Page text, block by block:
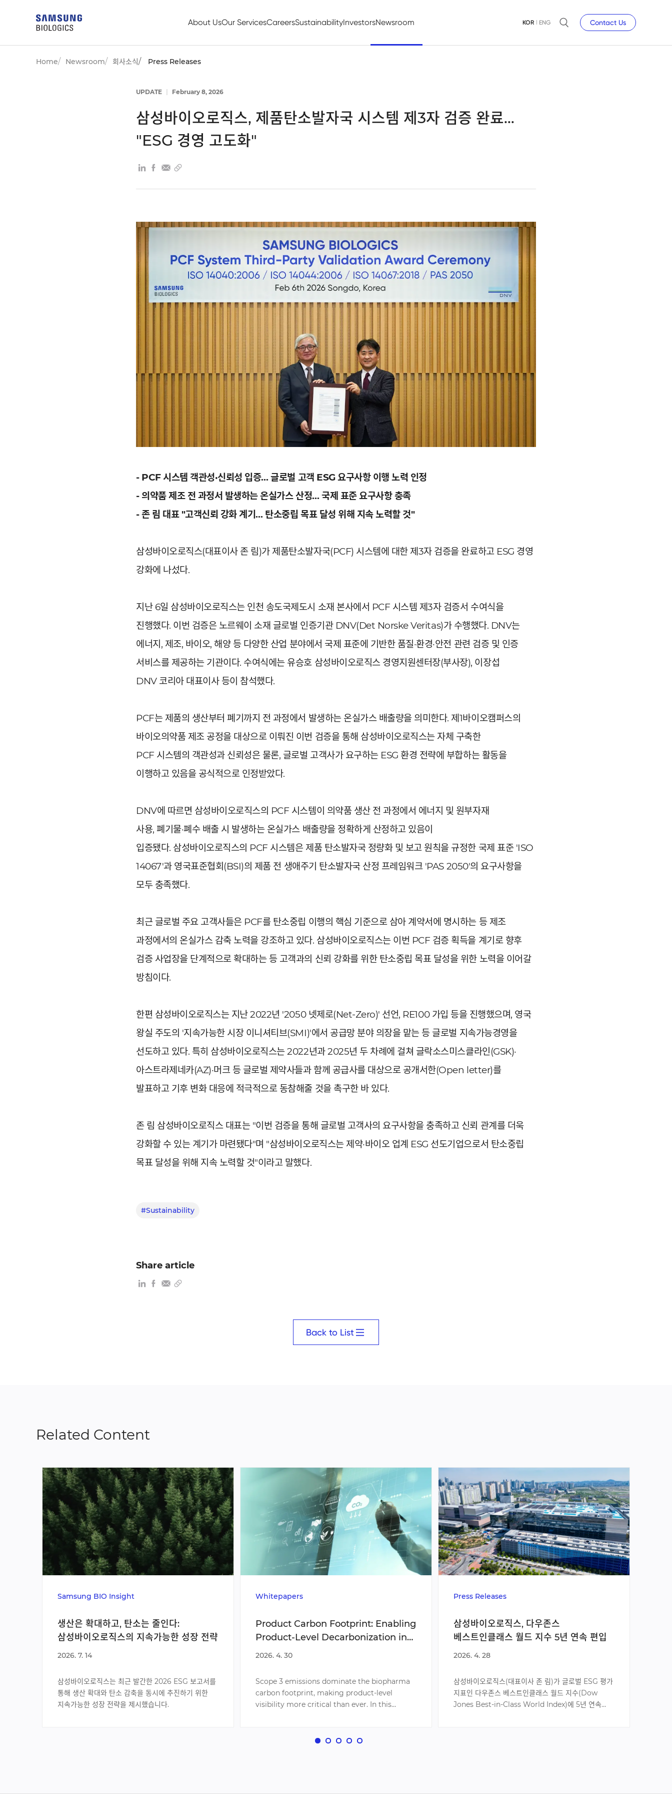
About UsOur ServicesCareersSustainabilityInvestorsNewsroom KOR ENG Contact Us
Home Newsroom 회사소식 Press Releases
UPDATE February 8, 2026
삼성바이오로직스, 제품탄소발자국 시스템 제3자 검증 완료…
"ESG 경영 고도화"
- PCF 시스템 객관성·신뢰성 입증… 글로벌 고객 ESG 요구사항 이행 노력 인정
- 의약품 제조 전 과정서 발생하는 온실가스 산정… 국제 표준 요구사항 충족
- 존 림 대표 "고객신뢰 강화 계기… 탄소중립 목표 달성 위해 지속 노력할 것"
삼성바이오로직스(대표이사 존 림)가 제품탄소발자국(PCF) 시스템에 대한 제3자 검증을 완료하고 ESG 경영
강화에 나섰다.
지난 6일 삼성바이오로직스는 인천 송도국제도시 소재 본사에서 PCF 시스템 제3자 검증서 수여식을
진행했다. 이번 검증은 노르웨이 소재 글로벌 인증기관 DNV(Det Norske Veritas)가 수행했다. DNV는
에너지, 제조, 바이오, 해양 등 다양한 산업 분야에서 국제 표준에 기반한 품질·환경·안전 관련 검증 및 인증
서비스를 제공하는 기관이다. 수여식에는 유승호 삼성바이오로직스 경영지원센터장(부사장), 이장섭
DNV 코리아 대표이사 등이 참석했다.
PCF는 제품의 생산부터 폐기까지 전 과정에서 발생하는 온실가스 배출량을 의미한다. 제1바이오캠퍼스의
바이오의약품 제조 공정을 대상으로 이뤄진 이번 검증을 통해 삼성바이오로직스는 자체 구축한
PCF 시스템의 객관성과 신뢰성은 물론, 글로벌 고객사가 요구하는 ESG 환경 전략에 부합하는 활동을
이행하고 있음을 공식적으로 인정받았다.
DNV에 따르면 삼성바이오로직스의 PCF 시스템이 의약품 생산 전 과정에서 에너지 및 원부자재
사용, 폐기물·폐수 배출 시 발생하는 온실가스 배출량을 정확하게 산정하고 있음이
입증됐다. 삼성바이오로직스의 PCF 시스템은 제품 탄소발자국 정량화 및 보고 원칙을 규정한 국제 표준 'ISO
14067'과 영국표준협회(BSI)의 제품 전 생애주기 탄소발자국 산정 프레임워크 'PAS 2050'의 요구사항을
모두 충족했다.
최근 글로벌 주요 고객사들은 PCF를 탄소중립 이행의 핵심 기준으로 삼아 계약서에 명시하는 등 제조
과정에서의 온실가스 감축 노력을 강조하고 있다. 삼성바이오로직스는 이번 PCF 검증 획득을 계기로 향후
검증 사업장을 단계적으로 확대하는 등 고객과의 신뢰 강화를 위한 탄소중립 목표 달성을 위한 노력을 이어갈
방침이다.
한편 삼성바이오로직스는 지난 2022년 '2050 넷제로(Net-Zero)' 선언, RE100 가입 등을 진행했으며, 영국
왕실 주도의 '지속가능한 시장 이니셔티브(SMI)'에서 공급망 분야 의장을 맡는 등 글로벌 지속가능경영을
선도하고 있다. 특히 삼성바이오로직스는 2022년과 2025년 두 차례에 걸쳐 글락소스미스클라인(GSK)·
아스트라제네카(AZ)·머크 등 글로벌 제약사들과 함께 공급사를 대상으로 공개서한(Open letter)를
발표하고 기후 변화 대응에 적극적으로 동참해줄 것을 촉구한 바 있다.
존 림 삼성바이오로직스 대표는 "이번 검증을 통해 글로벌 고객사의 요구사항을 충족하고 신뢰 관계를 더욱
강화할 수 있는 계기가 마련됐다"며 "삼성바이오로직스는 제약·바이오 업계 ESG 선도기업으로서 탄소중립
목표 달성을 위해 지속 노력할 것"이라고 말했다.
#Sustainability
Share article
Back to List
Related Content
Samsung BIO Insight
생산은 확대하고, 탄소는 줄인다:
삼성바이오로직스의 지속가능한 성장 전략
2026. 7. 14
삼성바이오로직스는 최근 발간한 2026 ESG 보고서를
통해 생산 확대와 탄소 감축을 동시에 추진하기 위한
지속가능한 성장 전략을 제시했습니다.
Whitepapers
Product Carbon Footprint: Enabling
Product-Level Decarbonization in
Biopharma
2026. 4. 30
Scope 3 emissions dominate the biopharma
carbon footprint, making product-level
visibility more critical than ever. In this
Press Releases
삼성바이오로직스, 다우존스
베스트인클래스 월드 지수 5년 연속 편입
2026. 4. 28
삼성바이오로직스(대표이사 존 림)가 글로벌 ESG 평가
지표인 다우존스 베스트인클래스 월드 지수(Dow
Jones Best-in-Class World Index)에 5년 연속